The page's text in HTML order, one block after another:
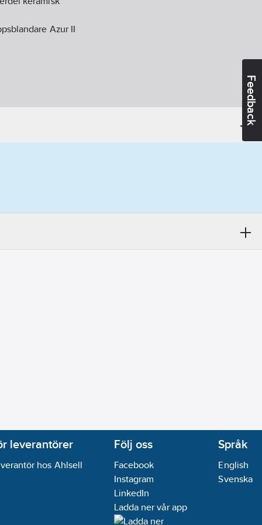
Feedback
Azur II
leverantörer
hos Ahlsell
Följ oss
Facebook
Instagram
LinkedIn
Ladda ner vår app
Språk
English
Svenska